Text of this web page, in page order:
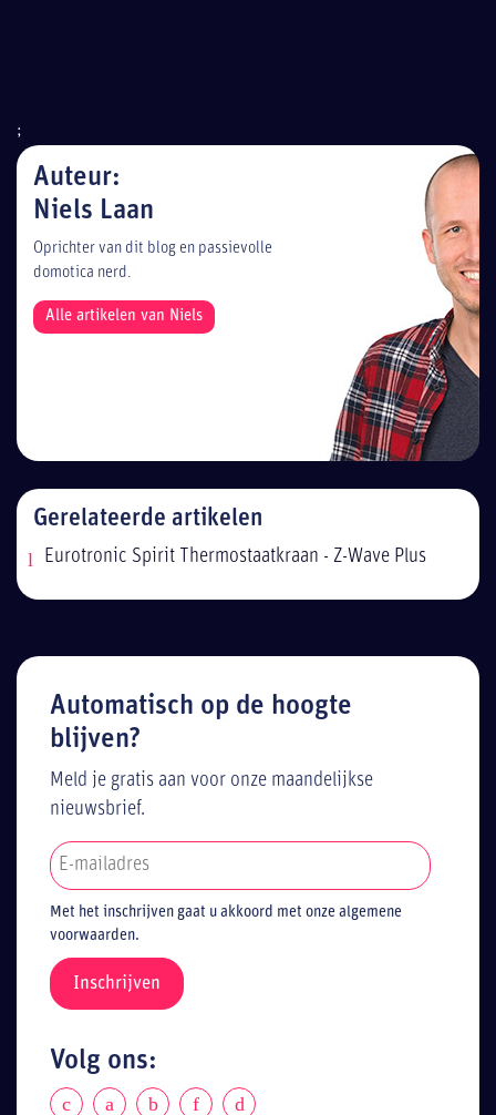
;
Auteur:
Niels Laan
Oprichter van dit blog en passievolle
domotica nerd.
Alle artikelen van Niels
Gerelateerde artikelen
Eurotronic Spirit Thermostaatkraan - Z-Wave Plus
Automatisch op de hoogte
blijven?
Meld je gratis aan voor onze maandelijkse
nieuwsbrief.
Met het inschrijven gaat u akkoord met onze algemene
voorwaarden.
Volg ons: